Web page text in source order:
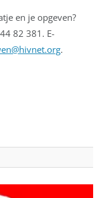
en je opgeven?
82 381. E-
.